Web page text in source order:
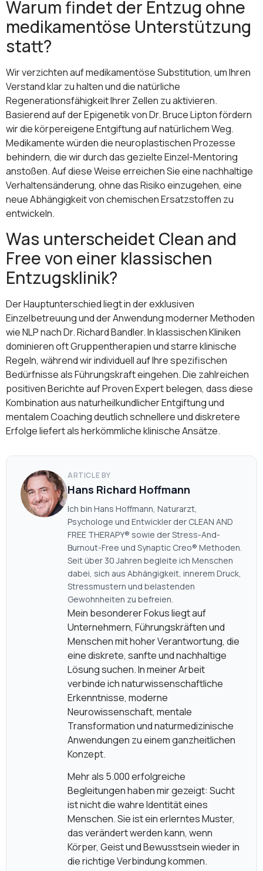
Warum findet der Entzug ohne
medikamentöse Unterstützung
statt?
Wir verzichten auf medikamentöse Substitution, um Ihren
Verstand klar zu halten und die natürliche
Regenerationsfähigkeit Ihrer Zellen zu aktivieren.
Basierend auf der Epigenetik von Dr. Bruce Lipton fördern
wir die körpereigene Entgiftung auf natürlichem Weg.
Medikamente würden die neuroplastischen Prozesse
behindern, die wir durch das gezielte Einzel-Mentoring
anstoßen. Auf diese Weise erreichen Sie eine nachhaltige
Verhaltensänderung, ohne das Risiko einzugehen, eine
neue Abhängigkeit von chemischen Ersatzstoffen zu
entwickeln.
Was unterscheidet Clean and
Free von einer klassischen
Entzugsklinik?
Der Hauptunterschied liegt in der exklusiven
Einzelbetreuung und der Anwendung moderner Methoden
wie NLP nach Dr. Richard Bandler. In klassischen Kliniken
dominieren oft Gruppentherapien und starre klinische
Regeln, während wir individuell auf Ihre spezifischen
Bedürfnisse als Führungskraft eingehen. Die zahlreichen
positiven Berichte auf Proven Expert belegen, dass diese
Kombination aus naturheilkundlicher Entgiftung und
mentalem Coaching deutlich schnellere und diskretere
Erfolge liefert als herkömmliche klinische Ansätze.
ARTICLE BY
Hans Richard Hoffmann
Ich bin Hans Hoffmann, Naturarzt,
Psychologe und Entwickler der CLEAN AND
FREE THERAPY® sowie der Stress-And-
Burnout-Free und Synaptic Creo® Methoden.
Seit über 30 Jahren begleite ich Menschen
dabei, sich aus Abhängigkeit, innerem Druck,
Stressmustern und belastenden
Gewohnheiten zu befreien.
Mein besonderer Fokus liegt auf
Unternehmern, Führungskräften und
Menschen mit hoher Verantwortung, die
eine diskrete, sanfte und nachhaltige
Lösung suchen. In meiner Arbeit
verbinde ich naturwissenschaftliche
Erkenntnisse, moderne
Neurowissenschaft, mentale
Transformation und naturmedizinische
Anwendungen zu einem ganzheitlichen
Konzept.
Mehr als 5.000 erfolgreiche
Begleitungen haben mir gezeigt: Sucht
ist nicht die wahre Identität eines
Menschen. Sie ist ein erlerntes Muster,
das verändert werden kann, wenn
Körper, Geist und Bewusstsein wieder in
die richtige Verbindung kommen.